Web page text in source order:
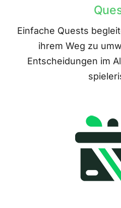
Einfache Quests
ihrem Weg zu
Entscheidungen im